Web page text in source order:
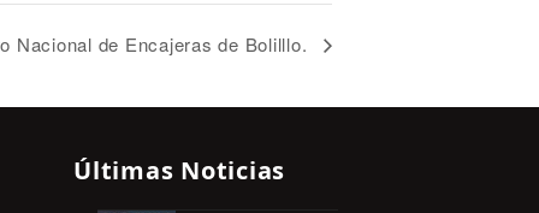
Nacional de Encajeras de Bolilllo.
Últimas Noticias